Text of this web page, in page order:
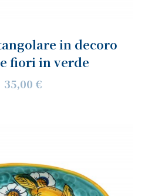
in decoro
fiori in verde
35,00 €